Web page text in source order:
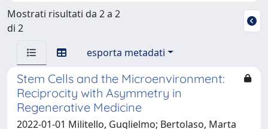
Mostrati risultati da 2 a 2
di 2
esporta metadati
Stem Cells and the Microenvironment:
Reciprocity with Asymmetry in
Regenerative Medicine
2022-01-01 Militello, Guglielmo; Bertolaso, Marta